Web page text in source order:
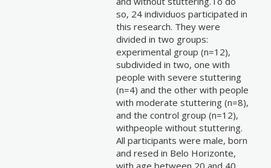
so, 24 individuos participated in
this research. They were
divided in two groups:
experimental group (n=12),
subdivided in two, one with
people with severe stuttering
(n=4) and the other with people
with moderate stuttering (n=8),
and the control group (n=12),
withpeople without stuttering.
All participants were male, born
and resed in Belo Horizonte,